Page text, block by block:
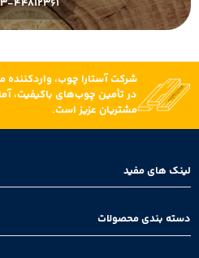
44812361
شرکت آستارا چوب،
در تأمین چوب‌های باکیفیت،
مشتریان عزیز است.
لینک های مفید
دسته بندی محصولات